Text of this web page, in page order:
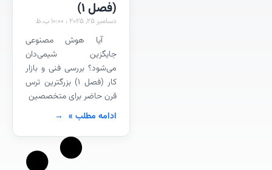
(فصل 1)
دسامبر 25, 2025
آیا هوش مصنوعی
جایگزین شیمی‌دان
می‌شود؟ بررسی فنی و بازار
کار (فصل ۱) بزرگترین ترس
قرن حاضر برای متخصصین
ادامه مطلب »